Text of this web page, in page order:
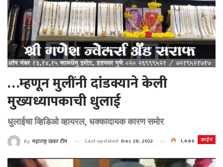
…म्हणून मुलींनी दांडक्याने केली
मुख्यध्यापकाची धुलाई
धुलाईचा व्हिडिओ व्हायरल, धक्कादायक कारण समोर
क्राईम
By महाराष्ट्र खबर टीम Last updated Dec 28, 2022 1,489